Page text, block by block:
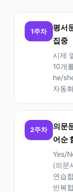
1주차
평서
집중
시제
10개
he/
자동
2주차
의문
어순
Yes/
(의문
연습
반복